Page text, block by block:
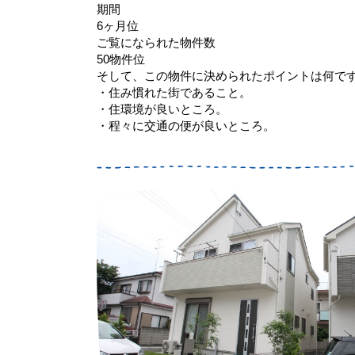
期間
6ヶ月位
ご覧になられた物件数
50物件位
そして、この物件に決められたポイントは何で
・住み慣れた街であること。
・住環境が良いところ。
・程々に交通の便が良いところ。